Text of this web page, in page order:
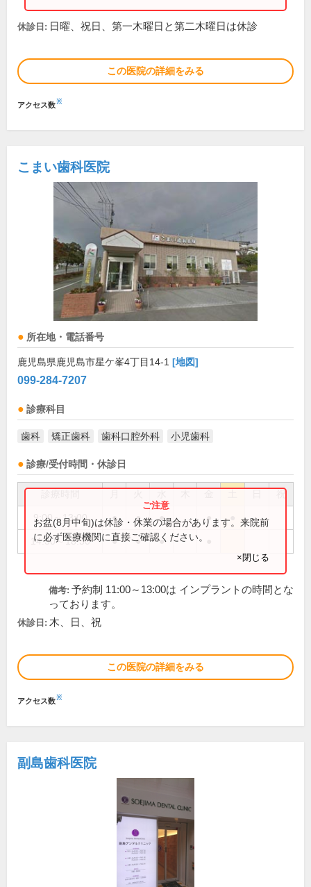
休診日: 日曜、祝日、第一木曜日と第二木曜日は休診
この医院の詳細をみる
アクセス数※
こまい歯科医院
所在地・電話番号
鹿児島県鹿児島市星ケ峯4丁目14-1 [地図]
099-284-7207
診療科目
歯科 矯正歯科 歯科口腔外科 小児歯科
診療/受付時間・休診日
祝
9:00～13:00 ● ● ● ●
14:30～18:30 ● ● ●
お盆(8月中旬)は休診・休業の場合があります。来院前
に必ず医療機関に直接ご確認ください。
×閉じる
備考: 予約制 11:00～13:00は インプラントの時間とな
っております。
休診日: 木、日、祝
この医院の詳細をみる
アクセス数※
副島歯科医院